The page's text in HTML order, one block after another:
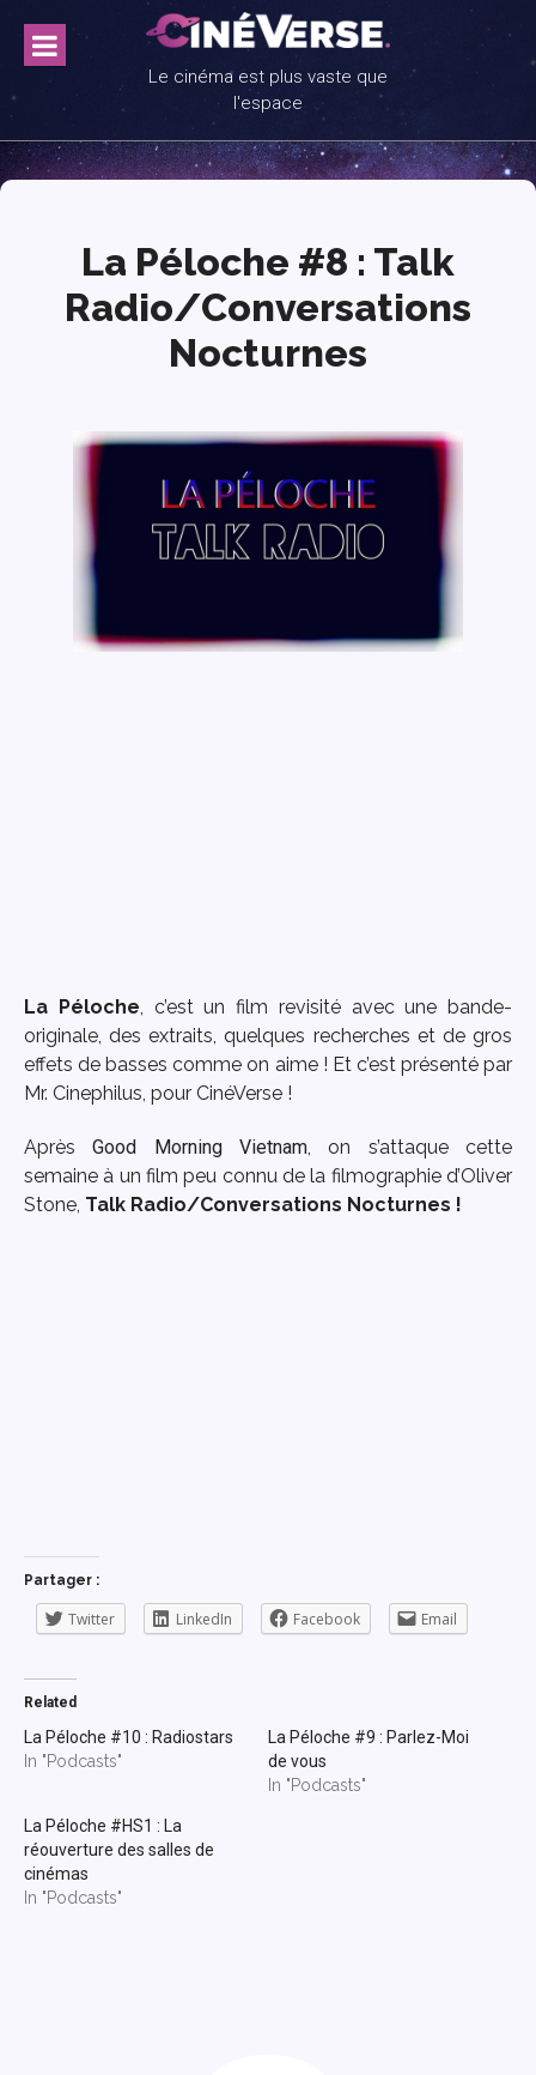
content
Le cinéma est plus vaste que
l'espace
La Péloche #8 : Talk
Radio/Conversations
Nocturnes
La Péloche, c’est un film revisité avec une bande-
originale, des extraits, quelques recherches et de gros
effets de basses comme on aime ! Et c’est présenté par
Mr. Cinephilus, pour CinéVerse !
AprèsGood Morning Vietnam, on s’attaque cette
semaine à un film peu connu de la filmographie d’Oliver
Stone, Talk Radio/Conversations Nocturnes !
Partager :
Twitter LinkedIn Facebook Email
Related
La Péloche #10 : Radiostars
In "Podcasts"
La Péloche #9 : Parlez-Moi
de vous
In "Podcasts"
La Péloche #HS1 : La
réouverture des salles de
cinémas
In "Podcasts"